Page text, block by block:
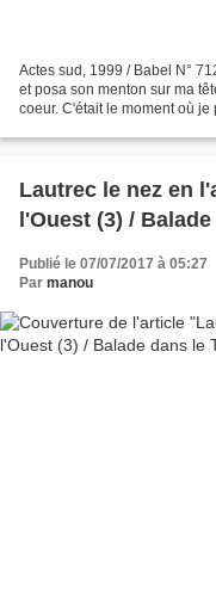
Actes sud, 1999 / Babel N°
et posa son menton sur ma
coeur. C'était le moment où
Lautrec le nez en
l'Ouest (3) /
Publié le 07/07/2017 à 05:27
Par manou